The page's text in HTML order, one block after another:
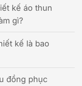
kế áo thun
gì?
kế là bao
đồng phục